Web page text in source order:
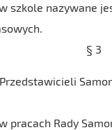
szkole nazywane
3
pracach Rady